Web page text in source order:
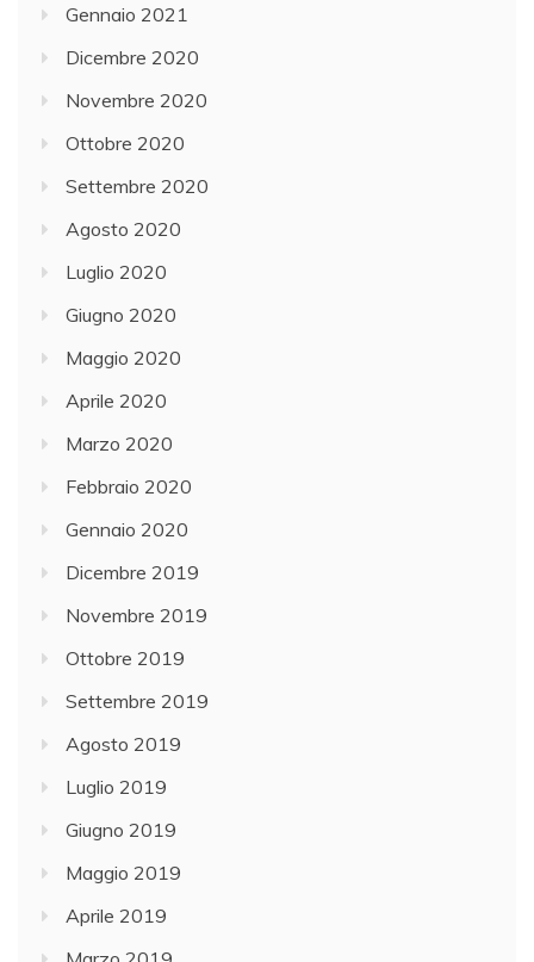
Gennaio 2021
Dicembre 2020
Novembre 2020
Ottobre 2020
Settembre 2020
Agosto 2020
Luglio 2020
Giugno 2020
Maggio 2020
Aprile 2020
Marzo 2020
Febbraio 2020
Gennaio 2020
Dicembre 2019
Novembre 2019
Ottobre 2019
Settembre 2019
Agosto 2019
Luglio 2019
Giugno 2019
Maggio 2019
Aprile 2019